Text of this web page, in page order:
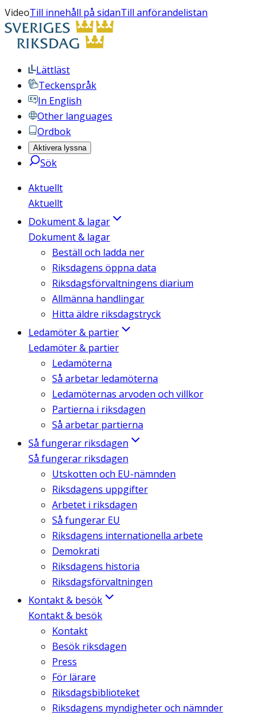
VideoTill innehåll på sidanTill anförandelistan
Lättläst
Teckenspråk
In English
Other languages
Ordbok
Aktivera lyssna
Sök
Aktuellt
Aktuellt
Dokument & lagar
Dokument & lagar
Beställ och ladda ner
Riksdagens öppna data
Riksdagsförvaltningens diarium
Allmänna handlingar
Hitta äldre riksdagstryck
Ledamöter & partier
Ledamöter & partier
Ledamöterna
Så arbetar ledamöterna
Ledamöternas arvoden och villkor
Partierna i riksdagen
Så arbetar partierna
Så fungerar riksdagen
Så fungerar riksdagen
Utskotten och EU-nämnden
Riksdagens uppgifter
Arbetet i riksdagen
Så fungerar EU
Riksdagens internationella arbete
Demokrati
Riksdagens historia
Riksdagsförvaltningen
Kontakt & besök
Kontakt & besök
Kontakt
Besök riksdagen
Press
För lärare
Riksdagsbiblioteket
Riksdagens myndigheter och nämnder